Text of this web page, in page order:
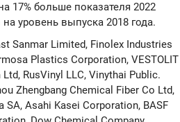
17% больше показателя 2022
уровень выпуска 2018 года.
Sanmar Limited, Finolex Industries
Plastics Corporation, VESTOLIT
RusVinyl LLC, Vinythai Public.
Zhengbang Chemical Fiber Co Ltd,
SA, Asahi Kasei Corporation, BASF